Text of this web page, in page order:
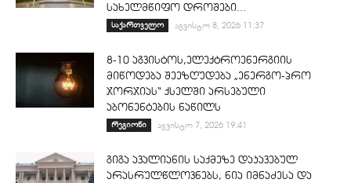
სახელმწიფო დროშები...
საქართველო აგვისტო 8, 2026 11:37
8-10 აგვისტოს,ელექტროენერგიის
მიწოდება შეეზღუდება „ენერგო-პრო
ჯორჯიას“ ქსელში არსებული
აბონენტების ნაწილს
რეგიონი აგვისტო 7, 2026 19:41
გიგა ავალიანის საქმეზე დაკავებულ
არასრულწლოვნებს, ნია იმნაძესა და